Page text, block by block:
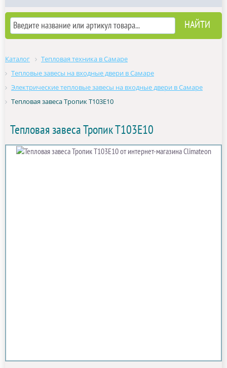
Каталог
Тепловая техника в Самаре
Тепловые завесы на входные двери в Самаре
Электрические тепловые завесы на входные двери в Самаре
Тепловая завеса Тропик Т103Е10
Тепловая завеса Тропик Т103Е10